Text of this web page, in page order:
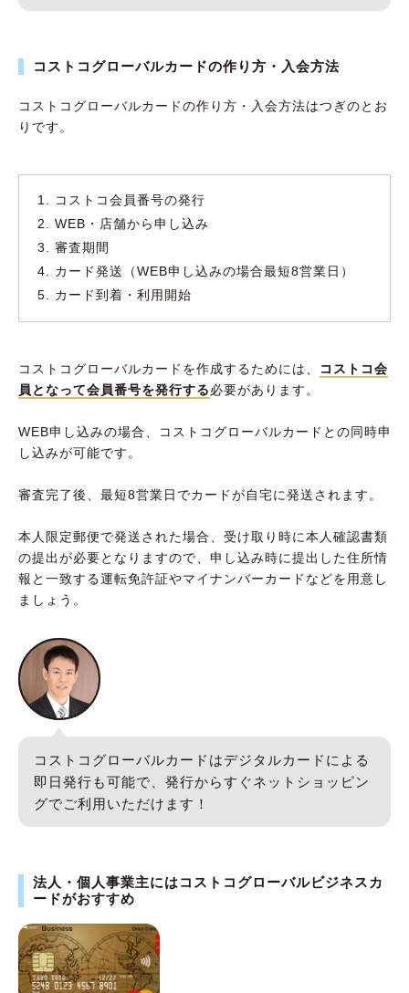
コストコグローバルカードの作り方・入会方法
コストコグローバルカードの作り方・入会方法はつぎのとお
りです。
コストコ会員番号の発行
WEB・店舗から申し込み
審査期間
カード発送（WEB申し込みの場合最短8営業日）
カード到着・利用開始
コストコグローバルカードを作成するためには、
コストコ会
員となって会員番号を発行する必要があります。
WEB申し込みの場合、コストコグローバルカードとの同時申
し込みが可能です。
審査完了後、最短8営業日でカードが自宅に発送されます。
本人限定郵便で発送された場合、受け取り時に本人確認書類
の提出が必要となりますので、申し込み時に提出した住所情
報と一致する運転免許証やマイナンバーカードなどを用意し
ましょう。
コストコグローバルカードはデジタルカードによる
即日発行も可能で、発行からすぐネットショッピン
グでご利用いただけます！
法人・個人事業主にはコストコグローバルビジネスカ
ードがおすすめ